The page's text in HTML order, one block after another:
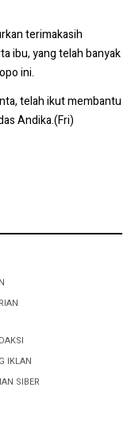
terimakasih
ibu, yang telah banyak
ini.
telah ikut membantu
Andika.(Fri)
IKLAN
SIBER